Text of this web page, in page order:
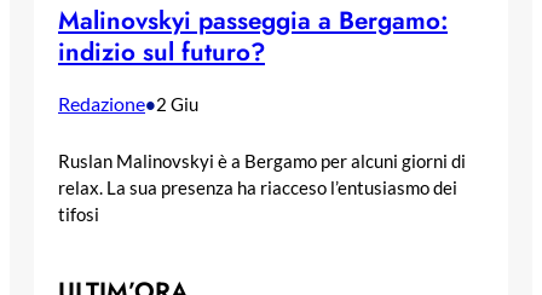
Malinovskyi passeggia a Bergamo:
indizio sul futuro?
Redazione•2 Giu
Ruslan Malinovskyi è a Bergamo per alcuni giorni di
relax. La sua presenza ha riacceso l’entusiasmo dei
tifosi